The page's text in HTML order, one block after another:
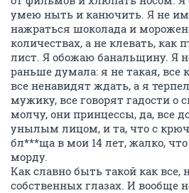
умею ныть и канючить. Я не
нажраться шоколада и
количествах, а не клевать, как
лист. Я обожаю банальщину. Я
раньше думала: я не такая, все
все ненавидят ждать, а я
мужику, все говорят гадости о
молчу, они принцессы, да, все
унылым лицом, и та, что с
бл***ща в мои 14 лет, жалко,
морду.
Как славно быть такой как все,
собственных глазах. И вообще